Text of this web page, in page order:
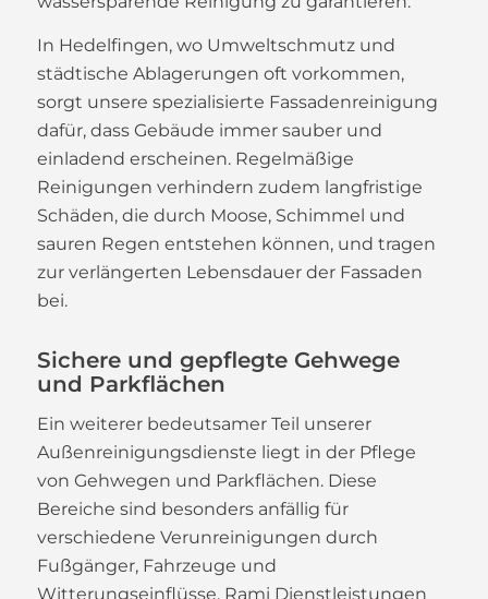
In Hedelfingen, wo Umweltschmutz und
städtische Ablagerungen oft vorkommen,
sorgt unsere spezialisierte Fassadenreinigung
dafür, dass Gebäude immer sauber und
einladend erscheinen. Regelmäßige
Reinigungen verhindern zudem langfristige
Schäden, die durch Moose, Schimmel und
sauren Regen entstehen können, und tragen
zur verlängerten Lebensdauer der Fassaden
bei.
Sichere und gepflegte Gehwege
und Parkflächen
Ein weiterer bedeutsamer Teil unserer
Außenreinigungsdienste liegt in der Pflege
von Gehwegen und Parkflächen. Diese
Bereiche sind besonders anfällig für
verschiedene Verunreinigungen durch
Fußgänger, Fahrzeuge und
Witterungseinflüsse. Rami Dienstleistungen